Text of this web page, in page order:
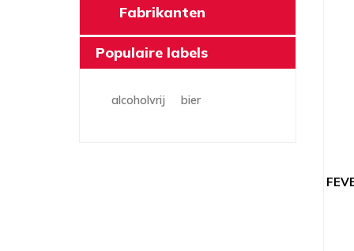
Fabrikanten
Populaire labels
alcoholvrij bier